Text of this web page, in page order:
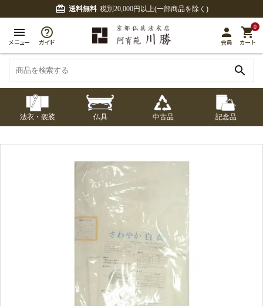
card_giftcard 送料無料 税別20,000円以上(一部商品を除く)
menu
メニュー ガイド
person
会員
0
shopping_cart
カート
search
七条袈裟
法衣・袈裟
黒衣・直綴 布袍・間衣
襦袢・裾除け
白帯・足袋 草履・はきもの
記念品
経本入・念珠入・式
記念品・おつかいも
仏具
卓類・常香盤・礼盤
灯明具・灯明準備用
金香炉・花瓶・火立
土香炉・香炉台・香
仏器・供笥・供物
きん・きん台・鳴物 ご法要用品・箱類
中古品